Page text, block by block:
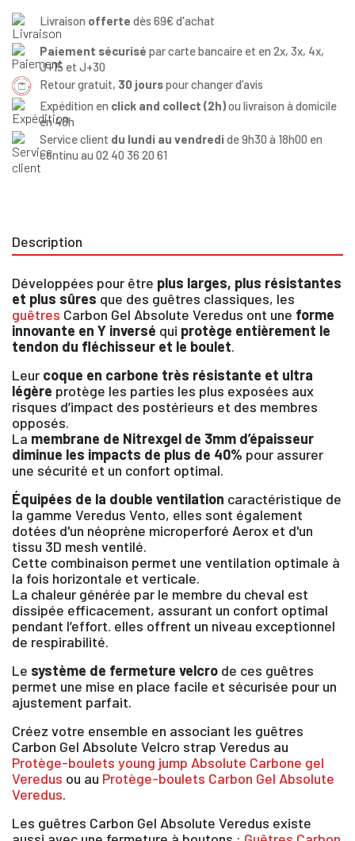
Livraison offerte dès 69€ d'achat
Paiement sécurisé par carte bancaire et en 2x, 3x, 4x,
J+15 et J+30
Retour gratuit, 30 jourspour changer d’avis
Expédition en click and collect (2h)ou livraison à domicile
en 48h
Service client du lundi au vendredi de 9h30 à 18h00 en
continu au 02 40 36 20 61
Description
Développées pour être plus larges, plus résistantes
et plus sûres que des guêtres classiques, les
guêtres Carbon Gel Absolute Veredus ont une forme
innovante en Y inversé qui protège entièrement le
tendon du fléchisseur et le boulet.
Leur coque en carbone très résistante et ultra
légère protège les parties les plus exposées aux
risques d’impact des postérieurs et des membres
opposés.
La membrane de Nitrexgel de 3mm d’épaisseur
diminue les impacts de plus de 40% pour assurer
une sécurité et un confort optimal.
Équipées de la double ventilation caractéristique de
la gamme Veredus Vento, elles sont également
dotées d'un néoprène microperforé Aerox et d'un
tissu 3D mesh ventilé.
Cette combinaison permet une ventilation optimale à
la fois horizontale et verticale.
La chaleur générée par le membre du cheval est
dissipée efficacement, assurant un confort optimal
pendant l’effort. elles offrent un niveau exceptionnel
de respirabilité.
Le système de fermeture velcro de ces guêtres
permet une mise en place facile et sécurisée pour un
ajustement parfait.
Créez votre ensemble en associant les guêtres
Carbon Gel Absolute Velcro strap Veredus au
Protège-boulets young jump Absolute Carbone gel
Veredus ou au Protège-boulets Carbon Gel Absolute
Veredus.
Les guêtres Carbon Gel Absolute Veredus existe